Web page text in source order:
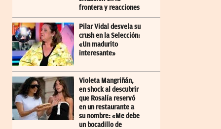
frontera y reacciones
Pilar Vidal desvela su
crush en la Selección:
«Un madurito
interesante»
Violeta Mangriñán,
en shock al descubrir
que Rosalía reservó
en un restaurante a
su nombre: «Me debe
un bocadillo de